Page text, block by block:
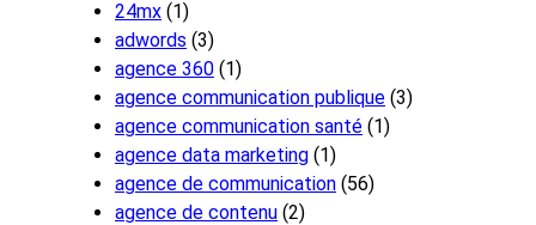
24mx (1)
adwords (3)
agence 360 (1)
agence communication publique (3)
agence communication santé (1)
agence data marketing (1)
agence de communication (56)
agence de contenu (2)